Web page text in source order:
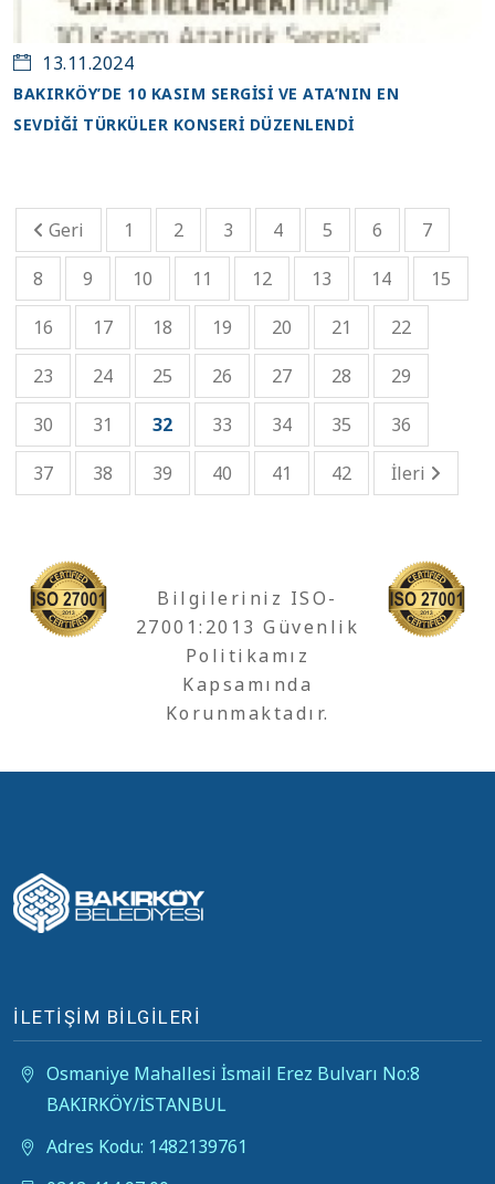
13.11.2024
BAKIRKÖY’DE 10 KASIM SERGİSİ VE ATA’NIN EN
SEVDİĞİ TÜRKÜLER KONSERİ DÜZENLENDİ
Geri 1 2 3 4 5 6
7
8
9 10 11 12 13 14
15
16
17 18 19 20 21
22
23
24 25 26 27 28
29
30
31 32 33 34 35
36
37
38 39 40 41 42 İleri
Bilgileriniz ISO-
27001:2013 Güvenlik
Politikamız
Kapsamında
Korunmaktadır.
İLETİŞİM BİLGİLERİ
Osmaniye Mahallesi İsmail Erez Bulvarı No:8
BAKIRKÖY/İSTANBUL
Adres Kodu: 1482139761